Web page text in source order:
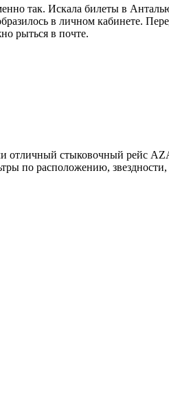
так. Искала билеты в
в личном кабинете.
рыться в почте.
стыковочный рейс
по расположению,